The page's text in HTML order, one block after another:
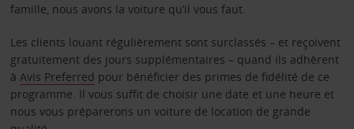
famille, nous avons la voiture qu’il vous faut.
Les clients louant régulièrement sont surclassés – et reçoivent
gratuitement des jours supplémentaires – quand ils adhèrent
à Avis Preferred pour bénéficier des primes de fidélité de ce
programme. Il vous suffit de choisir une date et une heure et
nous vous préparerons un voiture de location de grande